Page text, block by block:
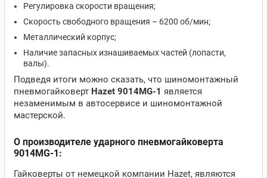
Регулировка скорости вращения;
Скорость свободного вращения – 6200 об/мин;
Металлический корпус;
Наличие запасных изнашиваемых частей (лопасти,
валы).
Подведя итоги можно сказать, что шиномонтажный
пневмогайковерт Hazet 9014MG-1 является
незаменимым в автосервисе и шиномонтажной
мастерской.
О производителе ударного пневмогайковерта
9014MG-1:
Гайковерты от немецкой компании Hazet, являются